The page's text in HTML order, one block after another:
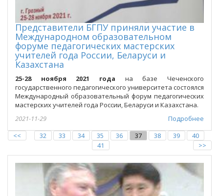
Представители БГПУ приняли участие в
Международном образовательном
форуме педагогических мастерских
учителей года России, Беларуси и
Казахстана
25-28 ноября 2021 года на базе Чеченского
государственного педагогического университета состоялся
Международный образовательный форум педагогических
мастерских учителей года России, Беларуси и Казахстана.
Подробнее
2021-11-29
<<
32 33 34 35 36 37 38 39
40
41
>>